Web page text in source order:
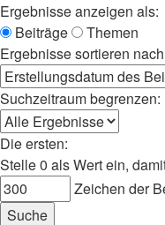
Ergebnisse anzeigen als:
Beiträge
Themen
Ergebnisse sortieren
Suchzeitraum begrenzen:
Die ersten:
Stelle 0 als Wert ein,
Zeichen der